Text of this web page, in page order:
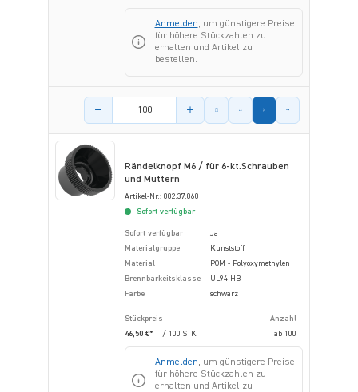
Anmelden, um günstigere Preise
für höhere Stückzahlen zu
erhalten und Artikel zu
bestellen.
Menge des Artikels
Rändelknopf M6 / für 6-kt.Schrauben
und Muttern
Artikel-Nr.: 002.37.060
Sofort verfügbar
Sofort verfügbar
Ja
Materialgruppe
Kunststoff
Material
POM - Polyoxymethylen
Brennbarkeitsklasse
UL94-HB
Farbe
schwarz
Stückpreis
Anzahl
46,50 €*
/ 100 STK ab 100
Anmelden, um günstigere Preise
für höhere Stückzahlen zu
erhalten und Artikel zu